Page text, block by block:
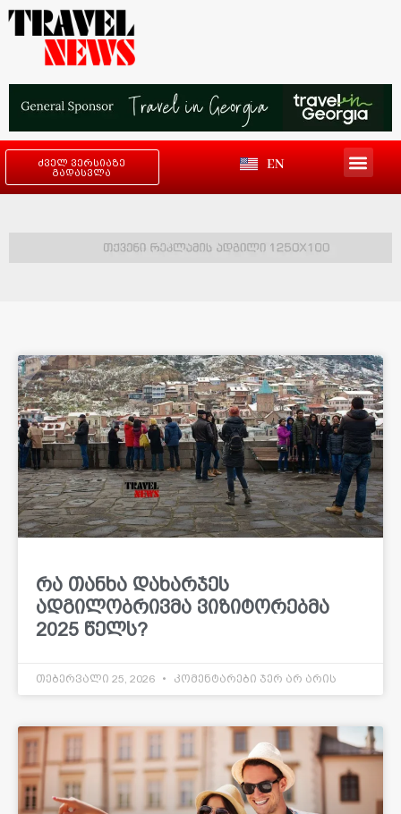
ძველ ვერსიაზე
გადასვლა
EN
რა თანხა დახარჯეს
ადგილობრივმა ვიზიტორებმა
2025 წელს?
თებერვალი 25, 2026 კომენტარები ჯერ არ არის